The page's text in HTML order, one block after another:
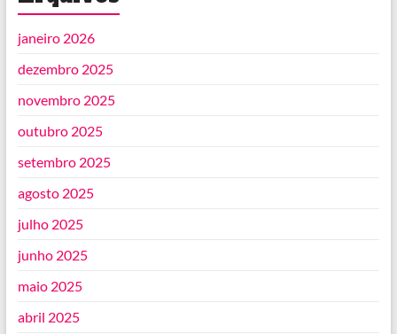
janeiro 2026
dezembro 2025
novembro 2025
outubro 2025
setembro 2025
agosto 2025
julho 2025
junho 2025
maio 2025
abril 2025